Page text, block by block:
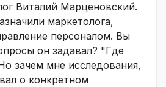
Виталий Марценовский.
маркетолога,
персоналом. Вы
он задавал? "Где
зачем мне исследования,
о конкретном